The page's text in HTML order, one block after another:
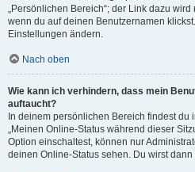
„Persönlichen Bereich“; der Link dazu
wenn du auf deinen Benutzernamen
Einstellungen ändern.
Nach oben
Wie kann ich verhindern, dass mein
auftaucht?
In deinem persönlichen Bereich findest
„Meinen Online-Status während dieser
Option einschaltest, können nur
deinen Online-Status sehen. Du wirst